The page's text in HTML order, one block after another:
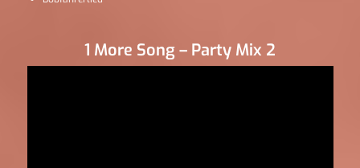
1 More Song – Party Mix 2